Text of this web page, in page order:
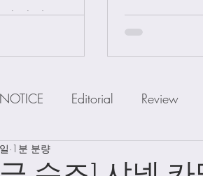
니다.
NOTICE Editorial Review
DIOR
1분 분량